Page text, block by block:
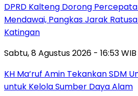
DPRD Kalteng Dorong
Mendawai, Pangkas Jarak
Katingan
Sabtu, 8 Agustus 2026 - 16:53 WIB
KH Ma’ruf Amin Tekankan SDM
untuk Kelola Sumber Daya Alam